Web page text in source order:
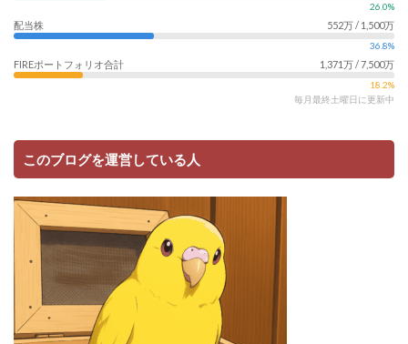
26.0%
配当株 552万 / 1,500万
36.8%
FIREポートフォリオ合計 1,371万 / 7,500万
18.2%
毎月最終土曜日に更新中
このブログを運営している人